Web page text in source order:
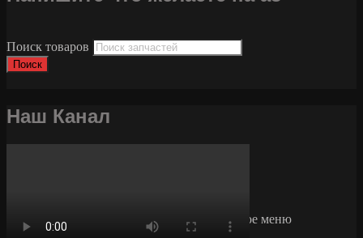
Основное меню
Поиск товаров
Поиск
Наш Канал